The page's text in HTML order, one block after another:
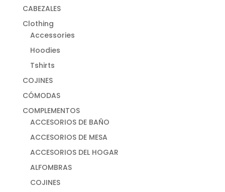
CABEZALES
Clothing
Accessories
Hoodies
Tshirts
COJINES
CÓMODAS
COMPLEMENTOS
ACCESORIOS DE BAÑO
ACCESORIOS DE MESA
ACCESORIOS DEL HOGAR
ALFOMBRAS
COJINES